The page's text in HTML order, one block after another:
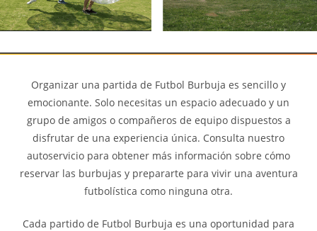
Organizar una partida de Futbol Burbuja es sencillo y
emocionante. Solo necesitas un espacio adecuado y un
grupo de amigos o compañeros de equipo dispuestos a
disfrutar de una experiencia única. Consulta nuestro
autoservicio para obtener más información sobre cómo
reservar las burbujas y prepararte para vivir una aventura
futbolística como ninguna otra.
Cada partido de Futbol Burbuja es una oportunidad para